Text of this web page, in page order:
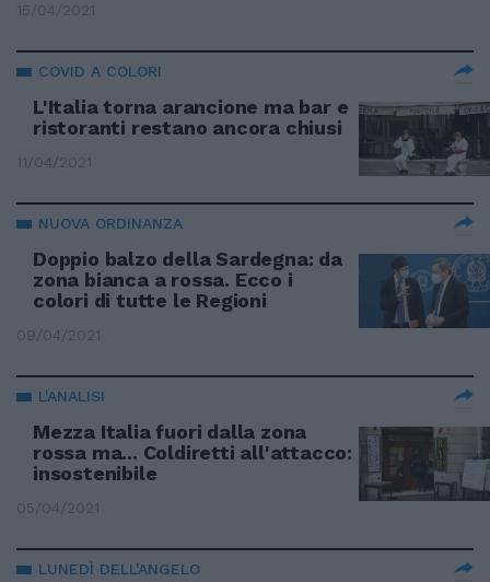
15/04/2021
COVID A COLORI
L'Italia torna arancione ma bar e
ristoranti restano ancora chiusi
11/04/2021
NUOVA ORDINANZA
Doppio balzo della Sardegna: da
zona bianca a rossa. Ecco i
colori di tutte le Regioni
09/04/2021
L'ANALISI
Mezza Italia fuori dalla zona
rossa ma... Coldiretti all'attacco:
insostenibile
05/04/2021
LUNEDÌ DELL'ANGELO